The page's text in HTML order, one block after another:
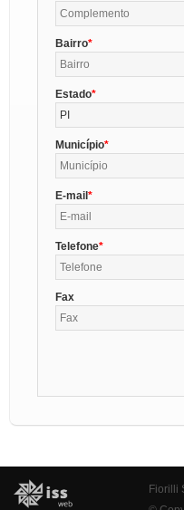
Bairro
Estado
PI
Município
E-mail
Telefone
Fax
Fiorilli